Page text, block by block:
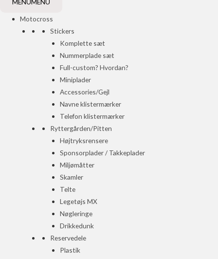
MENUMENU
Motocross
Stickers
Komplette sæt
Nummerplade sæt
Full-custom? Hvordan?
Miniplader
Accessories/Gejl
Navne klistermærker
Telefon klistermærker
Ryttergården/Pitten
Højtryksrensere
Sponsorplader / Takkeplader
Miljømåtter
Skamler
Telte
Legetøjs MX
Nøgleringe
Drikkedunk
Reservedele
Plastik